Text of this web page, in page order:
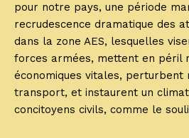
pour notre pays, une période
recrudescence dramatique des
dans la zone AES, lesquelles
forces armées, mettent en péril
économiques vitales, perturbent
transport, et instaurent un
concitoyens civils, comme le